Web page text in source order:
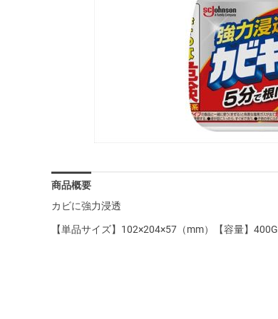
商品概要
カビに強力浸透
【単品サイズ】102×204×57（mm）【容量】400G